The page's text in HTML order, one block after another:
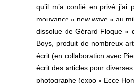
qu’il m’a confié en privé
mouvance « new wave » au
dissolue de Gérard Floque »
Boys, produit de nombreux
écrit (en collaboration avec
écrit des articles pour
photographe (expo « Ecce